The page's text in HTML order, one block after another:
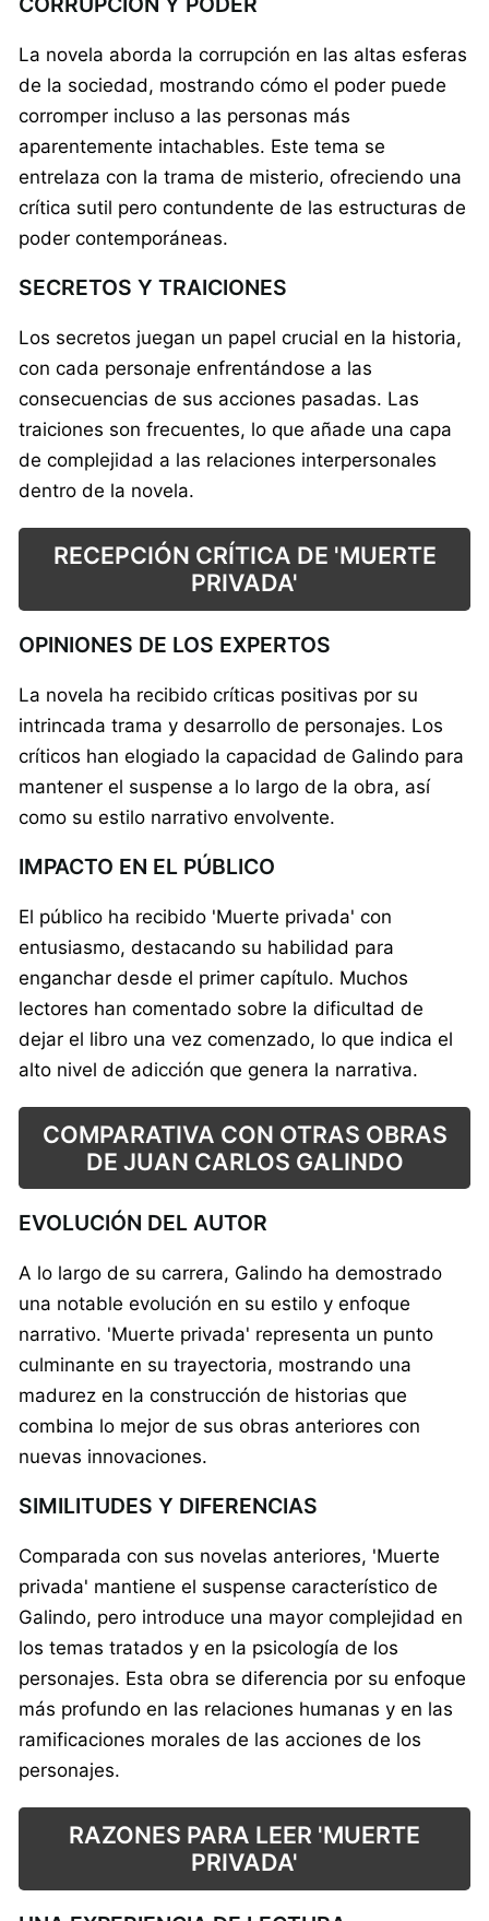
La novela aborda la corrupción en las altas esferas
de la sociedad, mostrando cómo el poder puede
corromper incluso a las personas más
aparentemente intachables. Este tema se
entrelaza con la trama de misterio, ofreciendo una
crítica sutil pero contundente de las estructuras de
poder contemporáneas.
SECRETOS Y TRAICIONES
Los secretos juegan un papel crucial en la historia,
con cada personaje enfrentándose a las
consecuencias de sus acciones pasadas. Las
traiciones son frecuentes, lo que añade una capa
de complejidad a las relaciones interpersonales
dentro de la novela.
RECEPCIÓN CRÍTICA DE 'MUERTE
PRIVADA'
OPINIONES DE LOS EXPERTOS
La novela ha recibido críticas positivas por su
intrincada trama y desarrollo de personajes. Los
críticos han elogiado la capacidad de Galindo para
mantener el suspense a lo largo de la obra, así
como su estilo narrativo envolvente.
IMPACTO EN EL PÚBLICO
El público ha recibido 'Muerte privada' con
entusiasmo, destacando su habilidad para
enganchar desde el primer capítulo. Muchos
lectores han comentado sobre la dificultad de
dejar el libro una vez comenzado, lo que indica el
alto nivel de adicción que genera la narrativa.
COMPARATIVA CON OTRAS OBRAS
DE JUAN CARLOS GALINDO
EVOLUCIÓN DEL AUTOR
A lo largo de su carrera, Galindo ha demostrado
una notable evolución en su estilo y enfoque
narrativo. 'Muerte privada' representa un punto
culminante en su trayectoria, mostrando una
madurez en la construcción de historias que
combina lo mejor de sus obras anteriores con
nuevas innovaciones.
SIMILITUDES Y DIFERENCIAS
Comparada con sus novelas anteriores, 'Muerte
privada' mantiene el suspense característico de
Galindo, pero introduce una mayor complejidad en
los temas tratados y en la psicología de los
personajes. Esta obra se diferencia por su enfoque
más profundo en las relaciones humanas y en las
ramificaciones morales de las acciones de los
personajes.
RAZONES PARA LEER 'MUERTE
PRIVADA'